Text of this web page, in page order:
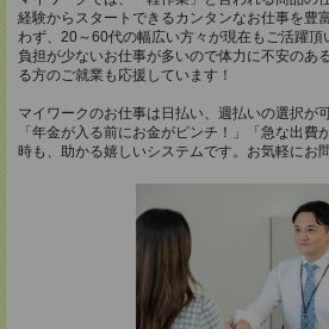
経験からスタートできるカンタンなお仕事を豊
わず、20～60代の幅広い方々が現在もご活躍頂
負担が少ないお仕事が多いので体力に不安のあ
る方のご就業も応援しています！
マイワークのお仕事は日払い、週払いの選択が
「年金が入る前にお金がピンチ！」「急な出費
時も、助かる嬉しいシステムです。お気軽にお